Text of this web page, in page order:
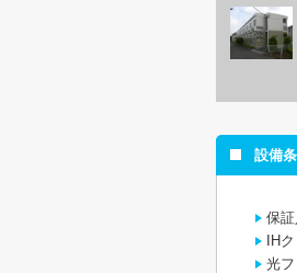
設備
保
IH
光